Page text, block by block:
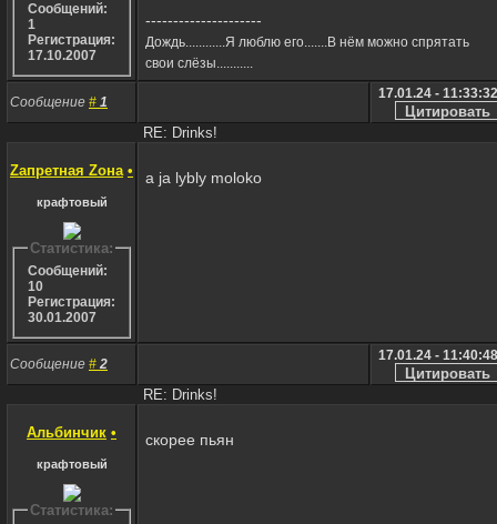
Сообщений:
1
Регистрация:
17.10.2007
---------------------
Дождь............Я люблю его.......В нём можно спрятать
свои слёзы...........
Сообщение # 1
17.01.24 - 11:33:32
RE: Drinks!
Zапретная Zона •
крафтовый
Статистика:
Сообщений:
10
Регистрация:
30.01.2007
a ja lybly moloko
Сообщение # 2
17.01.24 - 11:40:48
RE: Drinks!
Альбинчик •
крафтовый
Статистика:
скорее пьян